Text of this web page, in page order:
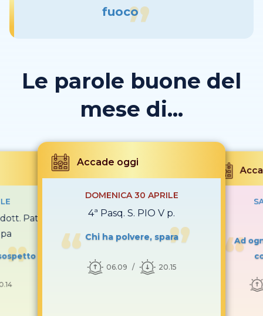
fuoco
Le parole buone del
mese di...
Patr.
Accade oggi
DOMENICA 30 APRILE
4ª Pasq. S. PIO V p.
Chi ha polvere, spara
06.09 20.15
Ad